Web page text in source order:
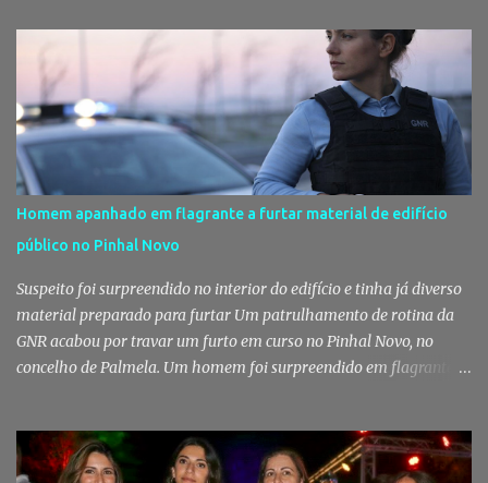
Homem apanhado em flagrante a furtar material de edifício
público no Pinhal Novo
Suspeito foi surpreendido no interior do edifício e tinha já diverso
material preparado para furtar Um patrulhamento de rotina da
GNR acabou por travar um furto em curso no Pinhal Novo, no
concelho de Palmela. Um homem foi surpreendido em flagrante
militares da Guarda. Patrulhamento da GNR termina com
detenção por furto A detenção ocorreu no dia 4 de Agosto, - mas